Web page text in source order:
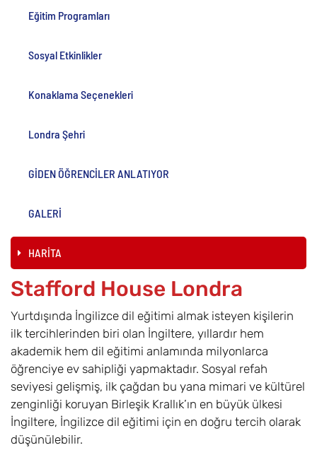
Eğitim Programları
Sosyal Etkinlikler
Konaklama Seçenekleri
Londra Şehri
GİDEN ÖĞRENCİLER ANLATIYOR
GALERİ
HARİTA
Stafford House Londra
Yurtdışında İngilizce dil eğitimi almak isteyen kişilerin
ilk tercihlerinden biri olan İngiltere, yıllardır hem
akademik hem dil eğitimi anlamında milyonlarca
öğrenciye ev sahipliği yapmaktadır. Sosyal refah
seviyesi gelişmiş, ilk çağdan bu yana mimari ve kültürel
zenginliği koruyan Birleşik Krallık’ın en büyük ülkesi
İngiltere, İngilizce dil eğitimi için en doğru tercih olarak
düşünülebilir.